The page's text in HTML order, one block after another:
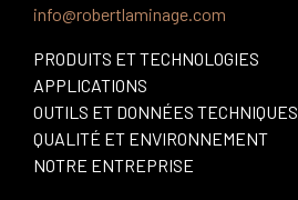
info@robertlaminage.com
PRODUITS ET TECHNOLOGIES
APPLICATIONS
OUTILS ET DONNÉES TECHNIQUES
QUALITÉ ET ENVIRONNEMENT
NOTRE ENTREPRISE